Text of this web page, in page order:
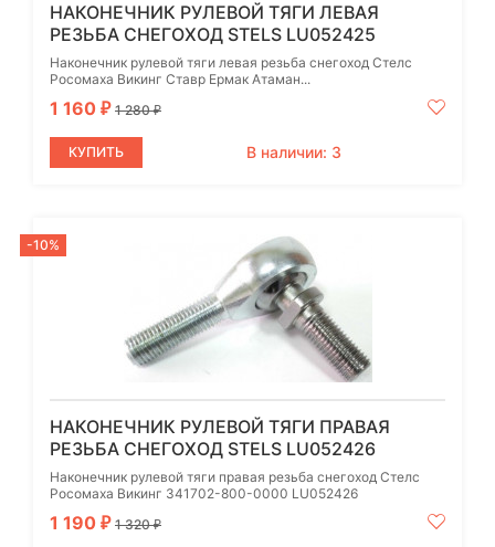
НАКОНЕЧНИК РУЛЕВОЙ ТЯГИ ЛЕВАЯ
РЕЗЬБА СНЕГОХОД STELS LU052425
Наконечник рулевой тяги левая резьба снегоход Стелс
Росомаха Викинг Ставр Ермак Атаман...
1 160 ₽ 1 280₽
КУПИТЬ В наличии: 3
-10%
НАКОНЕЧНИК РУЛЕВОЙ ТЯГИ ПРАВАЯ
РЕЗЬБА СНЕГОХОД STELS LU052426
Наконечник рулевой тяги правая резьба снегоход Стелс
Росомаха Викинг 341702-800-0000 LU052426
1 190 ₽ 1 320₽